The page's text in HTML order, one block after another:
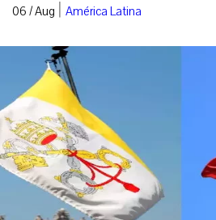
06 / Aug | América Latina